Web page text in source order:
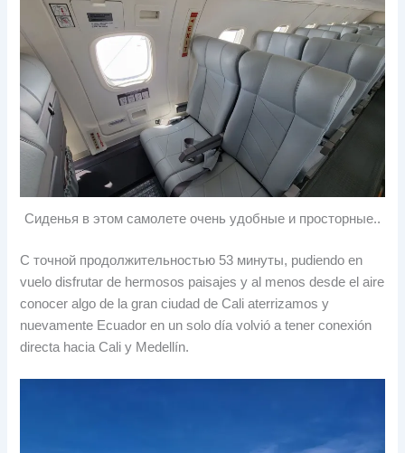
Сиденья в этом самолете очень удобные и просторные..
С точной продолжительностью 53 минуты, pudiendo en
vuelo disfrutar de hermosos paisajes y al menos desde el aire
conocer algo de la gran ciudad de Cali aterrizamos y
nuevamente Ecuador en un solo día volvió a tener conexión
directa hacia Cali y Medellín.